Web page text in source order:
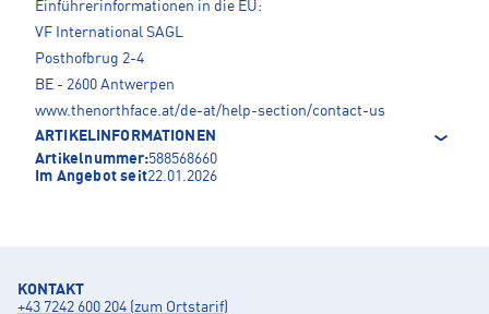
Einführerinformationen in die EU:
VF International SAGL
Posthofbrug 2-4
BE - 2600 Antwerpen
www.thenorthface.at/de-at/help-section/contact-us
ARTIKELINFORMATIONEN
Artikelnummer:588568660
Im Angebot seit22.01.2026
KONTAKT
+43 7242 600 204 (zum Ortstarif)